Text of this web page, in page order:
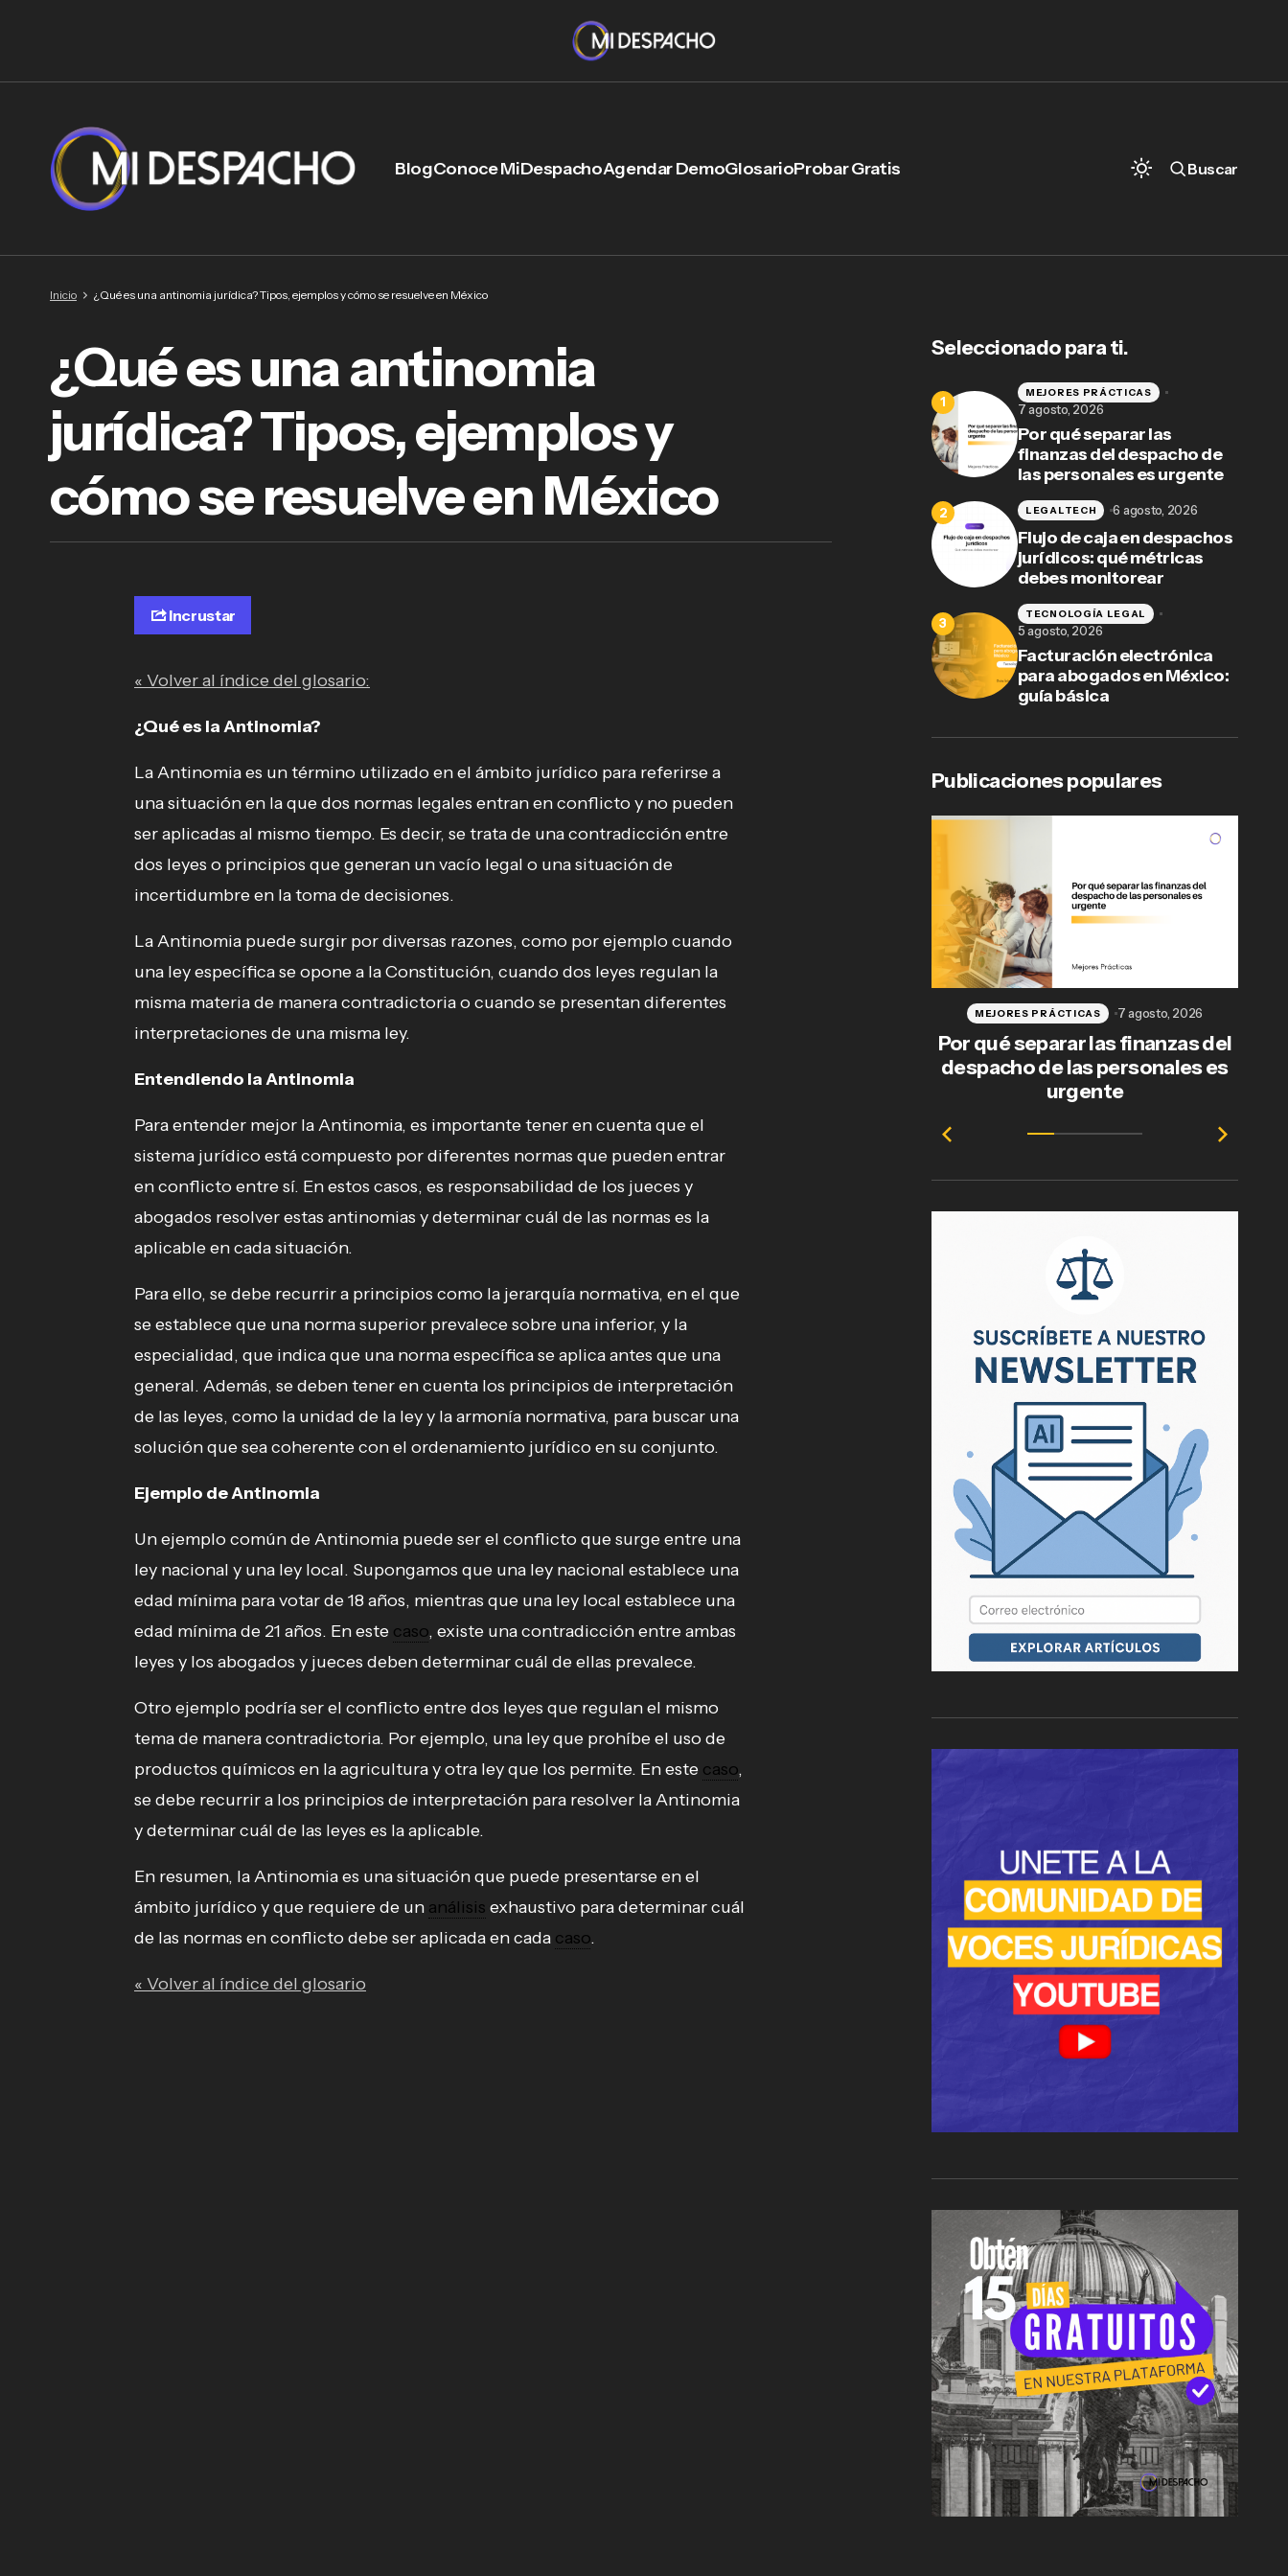
BlogConoce MiDespachoAgendar DemoGlosarioProbar Gratis Buscar
Inicio ¿Qué es una antinomia jurídica? Tipos, ejemplos y cómo se resuelve en México
¿Qué es una antinomia
jurídica? Tipos, ejemplos y
cómo se resuelve en México
Incrustar
« Volver al índice del glosario:
¿Qué es la Antinomia?
La Antinomia es un término utilizado en el ámbito jurídico para referirse a
una situación en la que dos normas legales entran en conflicto y no pueden
ser aplicadas al mismo tiempo. Es decir, se trata de una contradicción entre
dos leyes o principios que generan un vacío legal o una situación de
incertidumbre en la toma de decisiones.
La Antinomia puede surgir por diversas razones, como por ejemplo cuando
una ley específica se opone a la Constitución, cuando dos leyes regulan la
misma materia de manera contradictoria o cuando se presentan diferentes
interpretaciones de una misma ley.
Entendiendo la Antinomia
Para entender mejor la Antinomia, es importante tener en cuenta que el
sistema jurídico está compuesto por diferentes normas que pueden entrar
en conflicto entre sí. En estos casos, es responsabilidad de los jueces y
abogados resolver estas antinomias y determinar cuál de las normas es la
aplicable en cada situación.
Para ello, se debe recurrir a principios como la jerarquía normativa, en el que
se establece que una norma superior prevalece sobre una inferior, y la
especialidad, que indica que una norma específica se aplica antes que una
general. Además, se deben tener en cuenta los principios de interpretación
de las leyes, como la unidad de la ley y la armonía normativa, para buscar una
solución que sea coherente con el ordenamiento jurídico en su conjunto.
Ejemplo de Antinomia
Un ejemplo común de Antinomia puede ser el conflicto que surge entre una
ley nacional y una ley local. Supongamos que una ley nacional establece una
edad mínima para votar de 18 años, mientras que una ley local establece una
edad mínima de 21 años. En este caso, existe una contradicción entre ambas
leyes y los abogados y jueces deben determinar cuál de ellas prevalece.
Otro ejemplo podría ser el conflicto entre dos leyes que regulan el mismo
tema de manera contradictoria. Por ejemplo, una ley que prohíbe el uso de
productos químicos en la agricultura y otra ley que los permite. En este caso,
se debe recurrir a los principios de interpretación para resolver la Antinomia
y determinar cuál de las leyes es la aplicable.
En resumen, la Antinomia es una situación que puede presentarse en el
ámbito jurídico y que requiere de un análisis exhaustivo para determinar cuál
de las normas en conflicto debe ser aplicada en cada caso.
« Volver al índice del glosario
Seleccionado para ti.
Por qué separar las
finanzas del despacho de
las personales es urgente
MEJORES PRÁCTICAS
7 agosto, 2026
Flujo de caja en despachos
jurídicos: qué métricas
debes monitorear
LEGALTECH 6 agosto, 2026
Facturación electrónica
para abogados en México:
guía básica
TECNOLOGÍA LEGAL
5 agosto, 2026
Publicaciones populares
Por qué separar las finanzas del
despacho de las personales es
urgente
MEJORES PRÁCTICAS 7 agosto, 2026